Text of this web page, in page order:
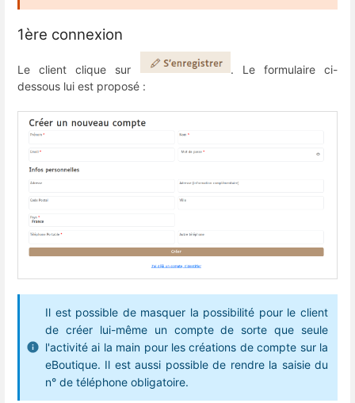
1ère connexion
Le client clique sur
. Le formulaire ci-
dessous lui est proposé :
Il est possible de masquer la possibilité pour le client
de créer lui-même un compte de sorte que seule
l'activité ai la main pour les créations de compte sur la
eBoutique. Il est aussi possible de rendre la saisie du
n° de téléphone obligatoire.